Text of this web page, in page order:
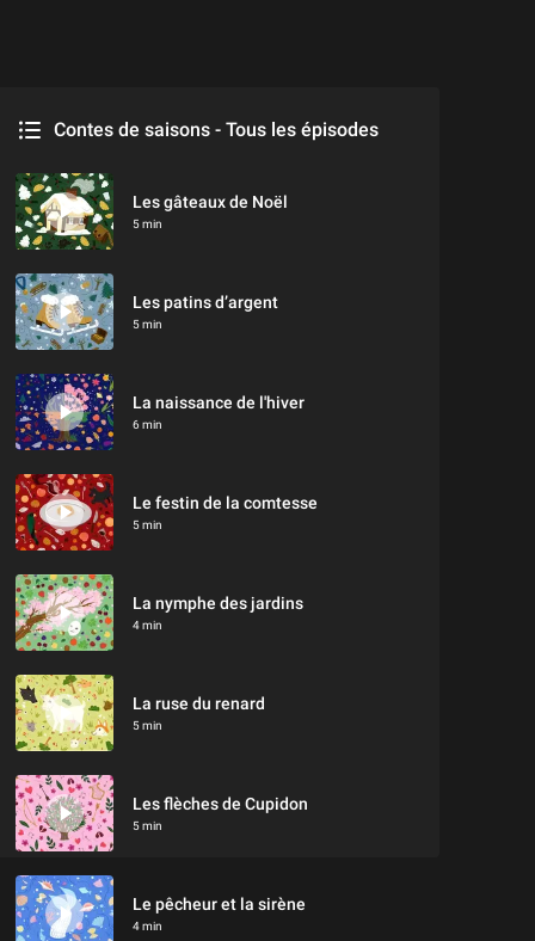
Contes de saisons - Tous les épisodes
Contes de saisons - Tous les épisodes
Les gâteaux de Noël
5 min
Les patins d’argent
5 min
La naissance de l'hiver
6 min
Le festin de la comtesse
5 min
La nymphe des jardins
4 min
La ruse du renard
5 min
Les flèches de Cupidon
5 min
Le pêcheur et la sirène
4 min